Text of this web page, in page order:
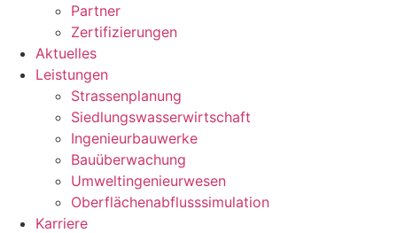
Partner
Zertifizierungen
Aktuelles
Leistungen
Strassenplanung
Siedlungswasserwirtschaft
Ingenieurbauwerke
Bauüberwachung
Umweltingenieurwesen
Oberflächenabflusssimulation
Karriere